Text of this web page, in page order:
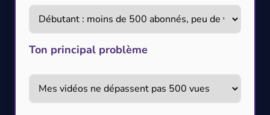
Ton principal problème